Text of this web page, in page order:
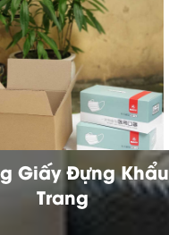
Carton Đựng Khẩu
Trang